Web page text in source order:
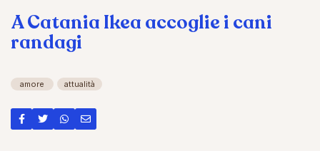
A Catania Ikea accoglie i cani
randagi
amore attualità